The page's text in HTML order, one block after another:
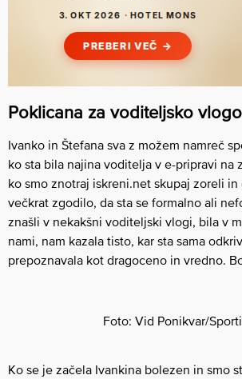
Poklicana za voditeljsko vlogo
Ivanko in Štefana sva z možem namreč
ko sta bila najina voditelja v e-pripravi na
ko smo znotraj iskreni.net skupaj zoreli
večkrat zgodilo, da sta se formalno ali
znašli v nekakšni voditeljski vlogi, bila v
nami, nam kazala tisto, kar sta sama
prepoznavala kot dragoceno in vredno.
Foto: Vid Ponikvar/
Ko se je začela Ivankina bolezen in smo